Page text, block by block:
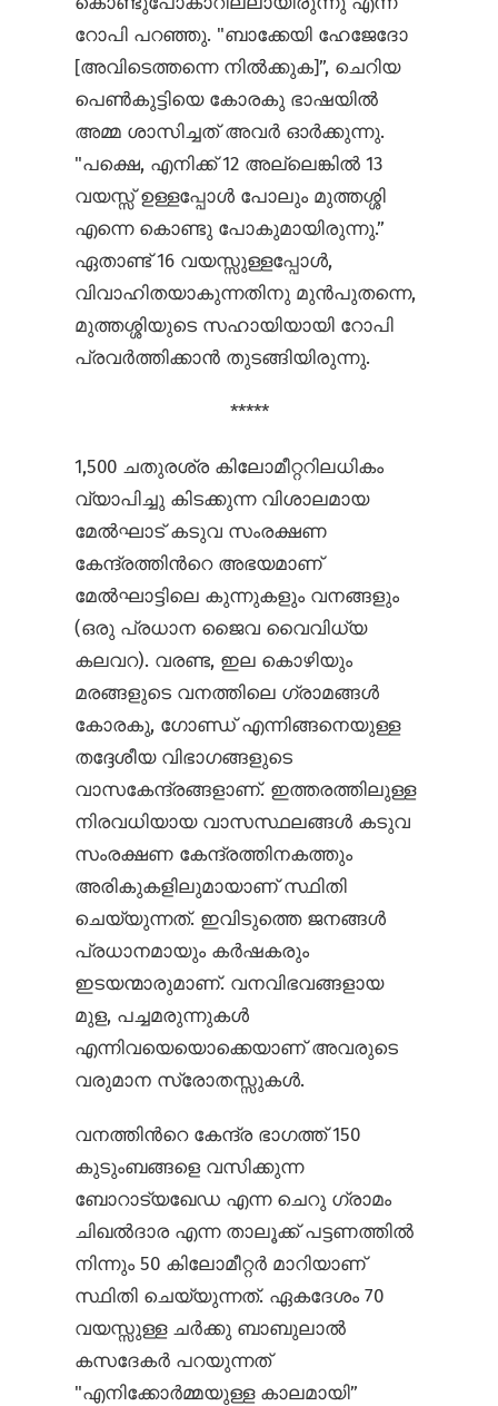
റോപി പറഞ്ഞു. "ബാക്കേയി ഹേജേദോ
[അവിടെത്തന്നെ നിൽക്കുക]”, ചെറിയ
പെൺകുട്ടിയെ കോരകു ഭാഷയിൽ
അമ്മ ശാസിച്ചത് അവർ ഓർക്കുന്നു.
"പക്ഷെ, എനിക്ക് 12 അല്ലെങ്കിൽ 13
വയസ്സ് ഉള്ളപ്പോൾ പോലും മുത്തശ്ശി
എന്നെ കൊണ്ടു പോകുമായിരുന്നു.”
ഏതാണ്ട് 16 വയസ്സുള്ളപ്പോൾ,
വിവാഹിതയാകുന്നതിനു മുൻപുതന്നെ,
മുത്തശ്ശിയുടെ സഹായിയായി റോപി
പ്രവർത്തിക്കാൻ തുടങ്ങിയിരുന്നു.
*****
1,500 ചതുരശ്ര കിലോമീറ്ററിലധികം
വ്യാപിച്ചു കിടക്കുന്ന വിശാലമായ
മേൽഘാട് കടുവ സംരക്ഷണ
കേന്ദ്രത്തിന്‍റെ അഭയമാണ്
മേൽഘാട്ടിലെ കുന്നുകളും വനങ്ങളും
(ഒരു പ്രധാന ജൈവ വൈവിധ്യ
കലവറ). വരണ്ട, ഇല കൊഴിയും
മരങ്ങളുടെ വനത്തിലെ ഗ്രാമങ്ങൾ
കോരകു, ഗോണ്ഡ് എന്നിങ്ങനെയുള്ള
തദ്ദേശീയ വിഭാഗങ്ങളുടെ
വാസകേന്ദ്രങ്ങളാണ്. ഇത്തരത്തിലുള്ള
നിരവധിയായ വാസസ്ഥലങ്ങൾ കടുവ
സംരക്ഷണ കേന്ദ്രത്തിനകത്തും
അരികുകളിലുമായാണ് സ്ഥിതി
ചെയ്യുന്നത്. ഇവിടുത്തെ ജനങ്ങൾ
പ്രധാനമായും കർഷകരും
ഇടയന്മാരുമാണ്. വനവിഭവങ്ങളായ
മുള, പച്ചമരുന്നുകൾ
എന്നിവയെയൊക്കെയാണ് അവരുടെ
വരുമാന സ്രോതസ്സുകൾ.
വനത്തിന്‍റെ കേന്ദ്ര ഭാഗത്ത് 150
കുടുംബങ്ങളെ വസിക്കുന്ന
ബോറാട്യഖേഡ എന്ന ചെറു ഗ്രാമം
ചിഖൽദാര എന്ന താലൂക്ക് പട്ടണത്തിൽ
നിന്നും 50 കിലോമീറ്റർ മാറിയാണ്
സ്ഥിതി ചെയ്യുന്നത്. ഏകദേശം 70
വയസ്സുള്ള ചര്‍ക്കു ബാബുലാൽ
കസദേകർ പറയുന്നത്
"എനിക്കോർമ്മയുള്ള കാലമായി”